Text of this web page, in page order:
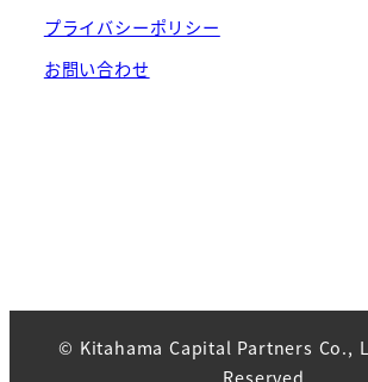
プライバシーポリシー
お問い合わせ
© Kitahama Capital Partners Co.,
Reserved.